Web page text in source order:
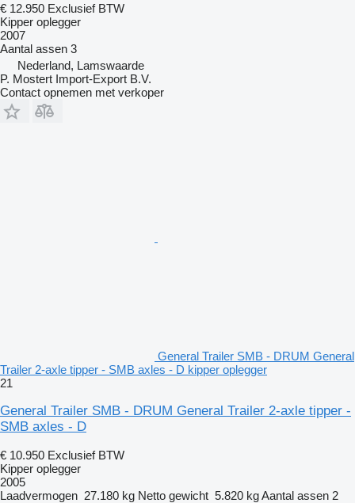
€ 12.950 Exclusief BTW
Kipper oplegger
2007
Aantal assen 3
Nederland, Lamswaarde
P. Mostert Import-Export B.V.
Contact opnemen met verkoper
General Trailer SMB - DRUM General
Trailer 2-axle tipper - SMB axles - D kipper oplegger
21
General Trailer SMB - DRUM General Trailer 2-axle tipper -
SMB axles - D
€ 10.950 Exclusief BTW
Kipper oplegger
2005
Laadvermogen 27.180 kg Netto gewicht 5.820 kgAantal assen 2